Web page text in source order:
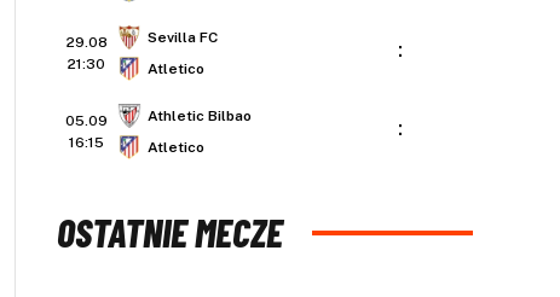
29.08
21:30
Sevilla FC
Atletico
:
05.09
16:15
Athletic Bilbao
Atletico
:
OSTATNIE MECZE